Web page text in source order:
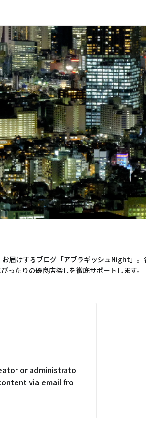
届けするブログ「アブラギッシュNight」。
ったりの優良店探しを徹底サポートします。
or administrato
via email fro